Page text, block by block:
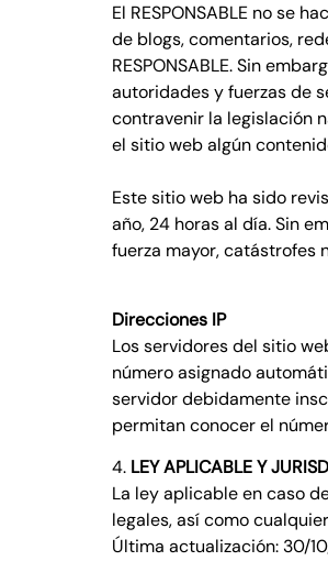
El RESPONSABLE no se
de blogs, comentarios,
RESPONSABLE. Sin
autoridades y fuerzas de
contravenir la legislación
el sitio web algún
Este sitio web ha sido
año, 24 horas al día. Sin
fuerza mayor, catástrofes
Direcciones IP
Los servidores del sitio
número asignado
servidor debidamente
permitan conocer el
4. LEY APLICABLE Y
La ley aplicable en caso
legales, así como
Última actualización: 30/